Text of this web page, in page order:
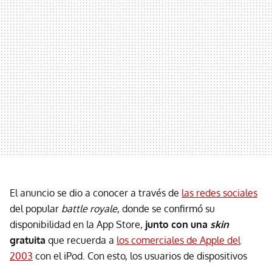
El anuncio se dio a conocer a través de las redes sociales
del popular battle royale, donde se confirmó su
disponibilidad en la App Store, junto con una skin
gratuita que recuerda a los comerciales de Apple del
2003 con el iPod. Con esto, los usuarios de dispositivos